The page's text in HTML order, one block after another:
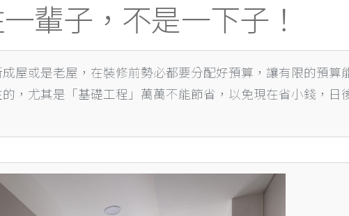
輩子，不是一下子！
屋或是老屋，在裝修前勢必都要分配好預算，讓有限的預算
，尤其是「基礎工程」萬萬不能節省，以免現在省小錢，日